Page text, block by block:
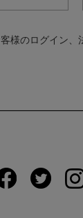
様のログイン、